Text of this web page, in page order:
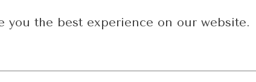
you the best experience on our website.